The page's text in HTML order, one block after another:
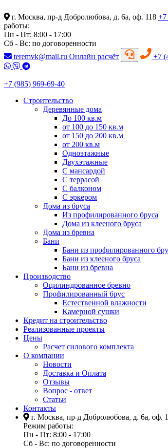
г. Москва, пр-д Добролюбова, д. 6а, оф. 118 +7
работы:
Пн - Пт: 8:00 - 17:00
Сб - Вс: по договоренности
teremvk@mail.ru Онлайн расчёт +7
+7 (985) 969-69-40
Строительство
Деревянные дома
До 100 кв.м
от 100 до 150 кв.м
от 150 до 200 кв.м
от 200 кв.м
Одноэтажные
Двухэтажные
С мансардой
С террасой
С балконом
С эркером
Дома из бруса
Из профилированного бруса
Дома из клееного бруса
Дома из бревна
Бани
Бани из профилированного
Бани из клееного бруса
Бани из бревна
Производство
Оцилиндрованное бревно
Профилированный брус
Естественной влажности
Камерной сушки
Кредит на строительство
Реализованные проекты
Цены
Расчет силового комплекта
О компании
Новости
Доставка и Оплата
Отзывы
Вопрос - ответ
Статьи
Контакты
г. Москва, пр-д Добролюбова, д. 6а, оф.
Режим работы:
Пн - Пт: 8:00 - 17:00
Сб - Вс: по договоренности